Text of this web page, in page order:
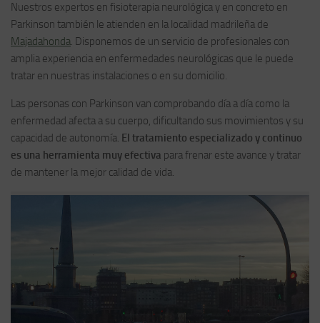
Nuestros expertos en fisioterapia neurológica y en concreto en
Parkinson también le atienden en la localidad madrileña de
Majadahonda. Disponemos de un servicio de profesionales con
amplia experiencia en enfermedades neurológicas que le puede
tratar en nuestras instalaciones o en su domicilio.
Las personas con Parkinson van comprobando día a día como la
enfermedad afecta a su cuerpo, dificultando sus movimientos y su
capacidad de autonomía. El tratamiento especializado y continuo
es una herramienta muy efectiva para frenar este avance y tratar
de mantener la mejor calidad de vida.